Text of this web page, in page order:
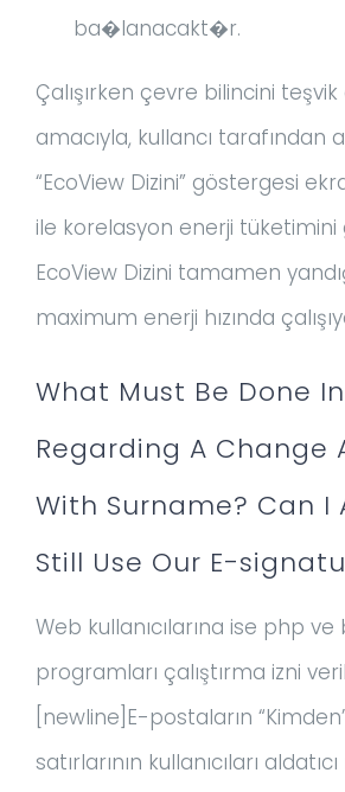
ba�lanacakt�r.
Çalışırken çevre bilincini
amacıyla, kullancı tarafından
“EcoView Dizini” göstergesi
ile korelasyon enerji tüketimini
EcoView Dizini tamamen
maximum enerji hızında
What Must Be Done
Regarding A Change
With Surname? Can I
Still Use Our E-
Web kullanıcılarına ise php ve
programları çalıştırma izni
[newline]E-postaların
satırlarının kullanıcıları